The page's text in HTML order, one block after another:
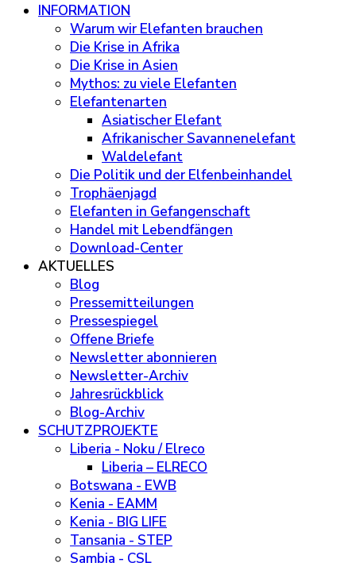
INFORMATION
Warum wir Elefanten brauchen
Die Krise in Afrika
Die Krise in Asien
Mythos: zu viele Elefanten
Elefantenarten
Asiatischer Elefant
Afrikanischer Savannenelefant
Waldelefant
Die Politik und der Elfenbeinhandel
Trophäenjagd
Elefanten in Gefangenschaft
Handel mit Lebendfängen
Download-Center
AKTUELLES
Blog
Pressemitteilungen
Pressespiegel
Offene Briefe
Newsletter abonnieren
Newsletter-Archiv
Jahresrückblick
Blog-Archiv
SCHUTZPROJEKTE
Liberia - Noku / Elreco
Liberia – ELRECO
Botswana - EWB
Kenia - EAMM
Kenia - BIG LIFE
Tansania - STEP
Sambia - CSL